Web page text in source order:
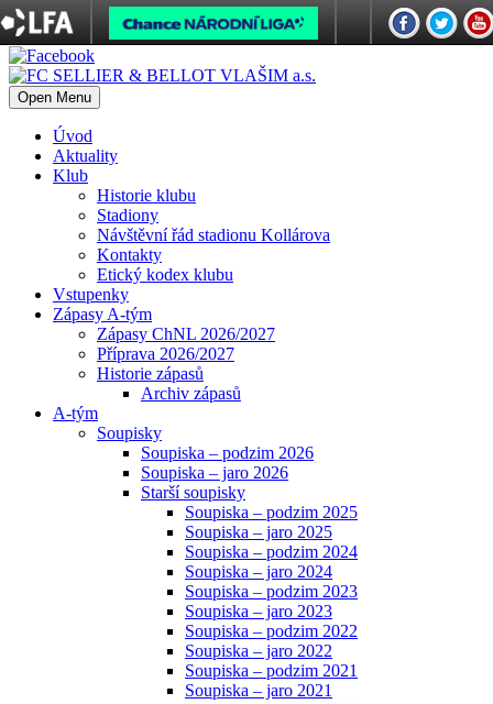
Open Menu
Úvod
Aktuality
Klub
Historie klubu
Stadiony
Návštěvní řád stadionu Kollárova
Kontakty
Etický kodex klubu
Vstupenky
Zápasy A-tým
Zápasy ChNL 2026/2027
Příprava 2026/2027
Historie zápasů
Archiv zápasů
A-tým
Soupisky
Soupiska – podzim 2026
Soupiska – jaro 2026
Starší soupisky
Soupiska – podzim 2025
Soupiska – jaro 2025
Soupiska – podzim 2024
Soupiska – jaro 2024
Soupiska – podzim 2023
Soupiska – jaro 2023
Soupiska – podzim 2022
Soupiska – jaro 2022
Soupiska – podzim 2021
Soupiska – jaro 2021